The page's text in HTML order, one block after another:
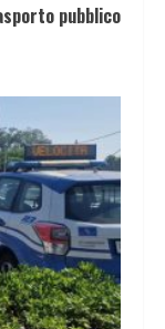
pubblico